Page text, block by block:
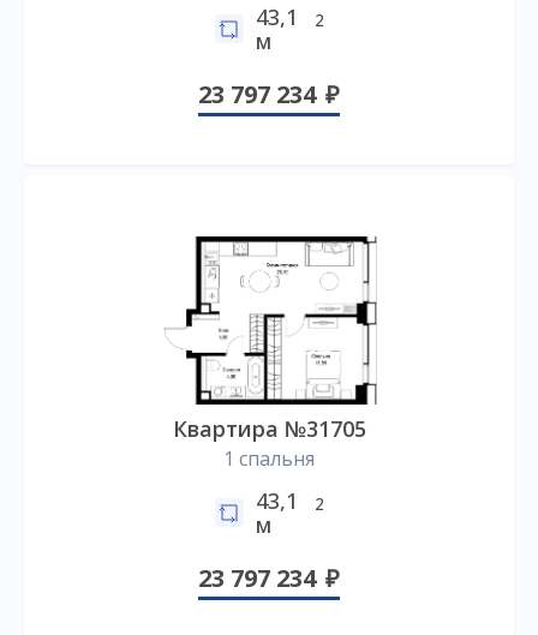
43,1
м
2
23 797 234
Квартира №31705
1 спальня
43,1
м
2
23 797 234